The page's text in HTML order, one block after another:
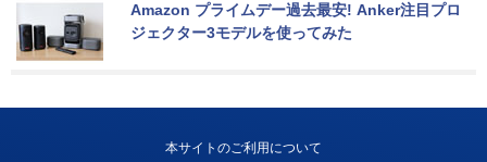
Amazon プライムデー過去最安! Anker注目プロ
ジェクター3モデルを使ってみた
本サイトのご利用について